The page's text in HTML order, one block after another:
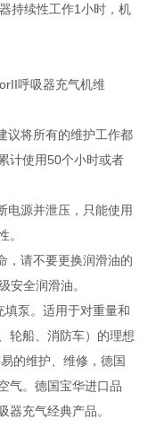
持续性工作1小时，机
呼吸器充气机维
议将所有的维护工作都
计使用50个小时或者
电源并泄压，只能使用
。
，请不要更换润滑油的
安全润滑油。
泵。适用于对重量和
轮船、消防车）的理想
的维护、维修，德国
气。德国宝华进口品
器充气经典产品。